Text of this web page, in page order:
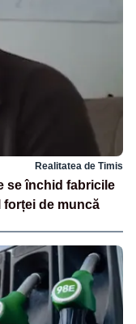
Realitatea de Timis
se închid fabricile
de muncă